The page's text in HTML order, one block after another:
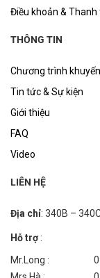
Điều khoản & Thanh
THÔNG TIN
Chương trình
Tin tức & Sự kiện
Giới thiệu
FAQ
Video
LIÊN HỆ
Địa chỉ: 340B –
Hỗ trợ:
Mr.Long :